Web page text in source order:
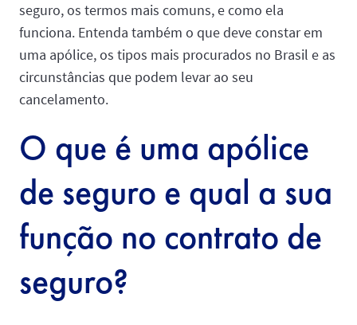
seguro, os termos mais comuns, e como ela
funciona. Entenda também o que deve constar em
uma apólice, os tipos mais procurados no Brasil e as
circunstâncias que podem levar ao seu
cancelamento.
O que é uma apólice
de seguro e qual a sua
função no contrato de
seguro?